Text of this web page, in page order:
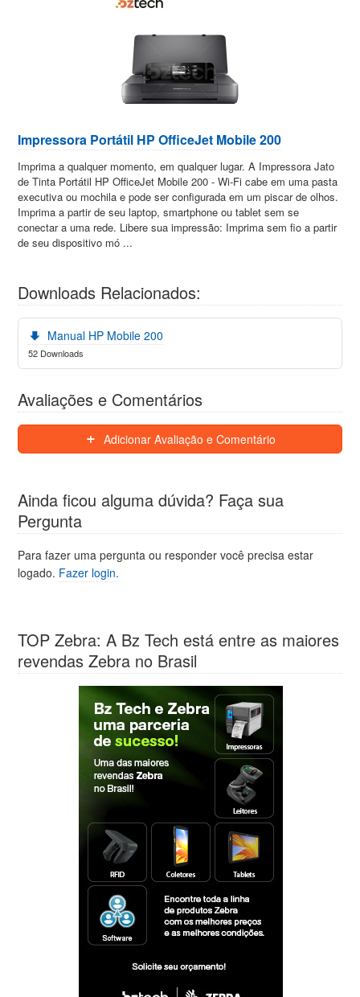
Impressora Portátil HP OfficeJet Mobile 200
Imprima a qualquer momento, em qualquer lugar. A Impressora Jato
de Tinta Portátil HP OfficeJet Mobile 200 - Wi-Fi cabe em uma pasta
executiva ou mochila e pode ser configurada em um piscar de olhos.
Imprima a partir de seu laptop, smartphone ou tablet sem se
conectar a uma rede. Libere sua impressão: Imprima sem fio a partir
de seu dispositivo mó ...
Downloads Relacionados:
Manual HP Mobile 200
52 Downloads
Avaliações e Comentários
Adicionar Avaliação e Comentário
Ainda ficou alguma dúvida? Faça sua
Pergunta
Para fazer uma pergunta ou responder você precisa estar
logado. Fazer login.
TOP Zebra: A Bz Tech está entre as maiores
revendas Zebra no Brasil